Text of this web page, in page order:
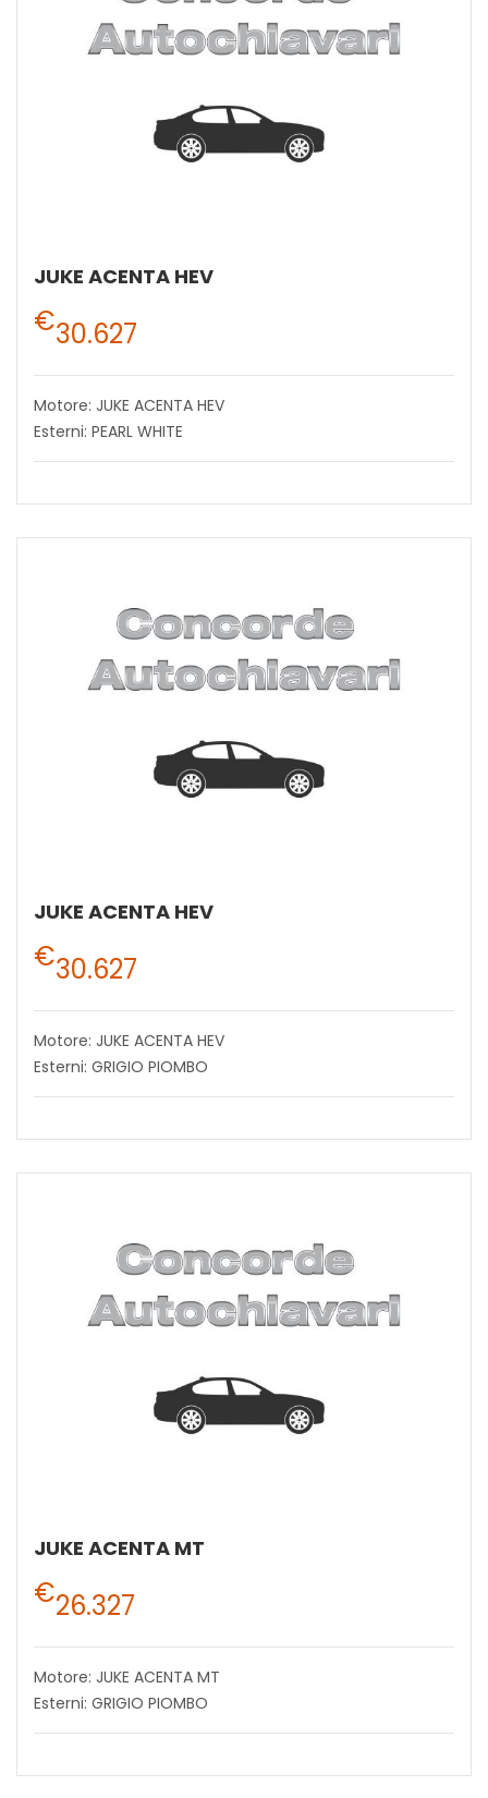
JUKE ACENTA HEV
€30.627
Motore: JUKE ACENTA HEV
Esterni: PEARL WHITE
JUKE ACENTA HEV
€30.627
Motore: JUKE ACENTA HEV
Esterni: GRIGIO PIOMBO
JUKE ACENTA MT
€26.327
Motore: JUKE ACENTA MT
Esterni: GRIGIO PIOMBO